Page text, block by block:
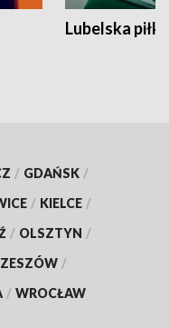
Lubelska piłka
/ GDAŃSK /
/ KIELCE /
/ OLSZTYN /
/
/ WROCŁAW